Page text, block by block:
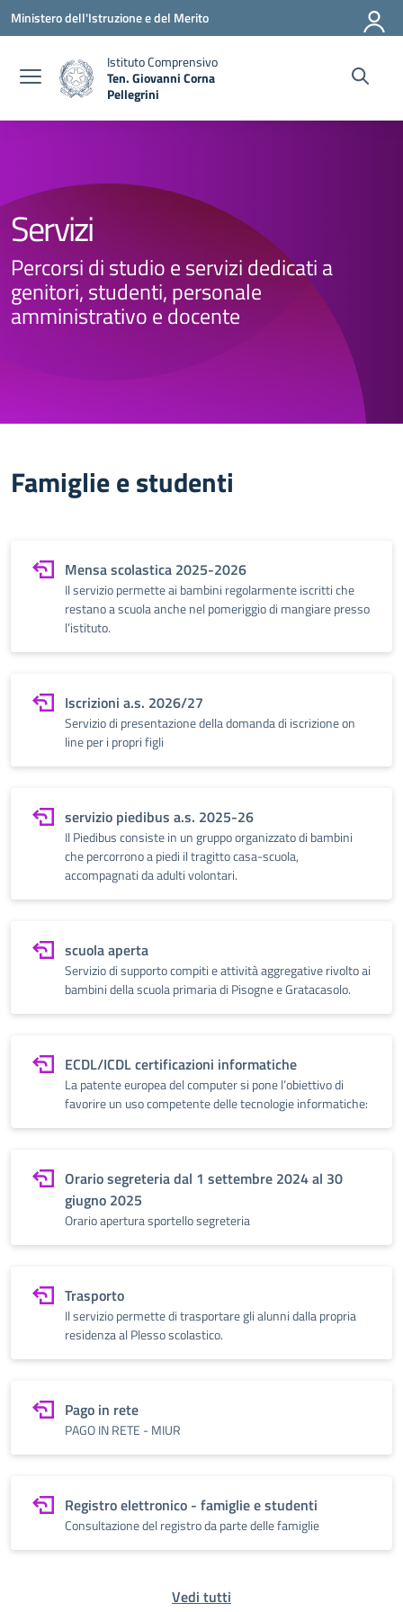
Vai ai contenuti
Vai al menu di navigazione
Vai al footer
Ministero dell'Istruzione e del Merito
Istituto Comprensivo
Ten. Giovanni Corna
Pellegrini
Servizi
Percorsi di studio e servizi dedicati a
genitori, studenti, personale
amministrativo e docente
Famiglie e studenti
Mensa scolastica 2025-2026
Il servizio permette ai bambini regolarmente iscritti che
restano a scuola anche nel pomeriggio di mangiare presso
l’istituto.
Iscrizioni a.s. 2026/27
Servizio di presentazione della domanda di iscrizione on
line per i propri figli
servizio piedibus a.s. 2025-26
Il Piedibus consiste in un gruppo organizzato di bambini
che percorrono a piedi il tragitto casa-scuola,
accompagnati da adulti volontari.
scuola aperta
Servizio di supporto compiti e attività aggregative rivolto ai
bambini della scuola primaria di Pisogne e Gratacasolo.
ECDL/ICDL certificazioni informatiche
La patente europea del computer si pone l’obiettivo di
favorire un uso competente delle tecnologie informatiche:
Orario segreteria dal 1 settembre 2024 al 30
giugno 2025
Orario apertura sportello segreteria
Trasporto
Il servizio permette di trasportare gli alunni dalla propria
residenza al Plesso scolastico.
Pago in rete
PAGO IN RETE - MIUR
Registro elettronico - famiglie e studenti
Consultazione del registro da parte delle famiglie
Vedi tutti